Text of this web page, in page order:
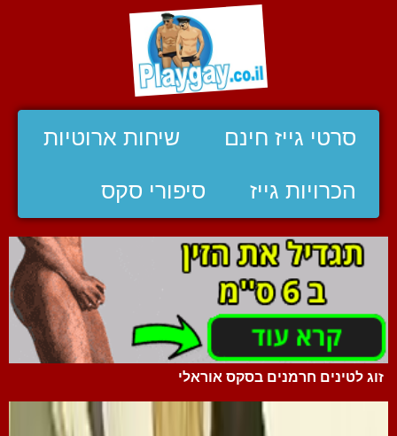
סרטי גייז חינם שיחות ארוטיות
הכרויות גייז סיפורי סקס
זוג לטינים חרמנים בסקס אוראלי